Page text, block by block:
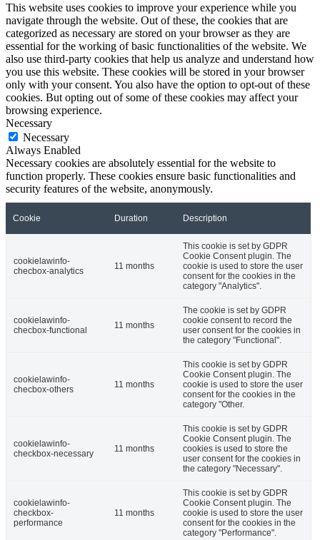
This website uses cookies to improve your experience while you
navigate through the website. Out of these, the cookies that are
categorized as necessary are stored on your browser as they are
essential for the working of basic functionalities of the website. We
also use third-party cookies that help us analyze and understand how
you use this website. These cookies will be stored in your browser
only with your consent. You also have the option to opt-out of these
cookies. But opting out of some of these cookies may affect your
browsing experience.
Necessary
Necessary
Always Enabled
Necessary cookies are absolutely essential for the website to
function properly. These cookies ensure basic functionalities and
security features of the website, anonymously.
Cookie Duration Description
cookielawinfo-
checbox-analytics
11 months
This cookie is set by GDPR
Cookie Consent plugin. The
cookie is used to store the user
consent for the cookies in the
category "Analytics".
cookielawinfo-
checbox-functional
11 months
The cookie is set by GDPR
cookie consent to record the
user consent for the cookies in
the category "Functional".
cookielawinfo-
checbox-others
11 months
This cookie is set by GDPR
Cookie Consent plugin. The
cookie is used to store the user
consent for the cookies in the
category "Other.
cookielawinfo-
checkbox-necessary
11 months
This cookie is set by GDPR
Cookie Consent plugin. The
cookies is used to store the
user consent for the cookies in
the category "Necessary".
cookielawinfo-
checkbox-
performance
11 months
This cookie is set by GDPR
Cookie Consent plugin. The
cookie is used to store the user
consent for the cookies in the
category "Performance".